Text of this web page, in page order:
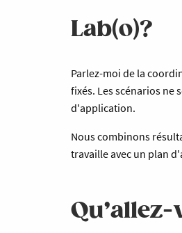
Lab(o)?
Parlez-moi de la
fixés. Les scénarios
d'application.
Nous combinons
travaille avec un plan